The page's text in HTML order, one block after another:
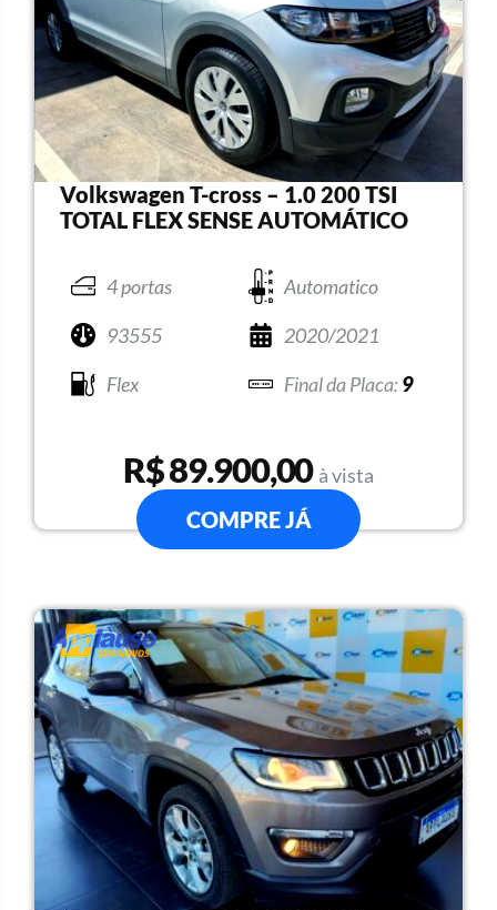
Volkswagen T-cross – 1.0 200 TSI
TOTAL FLEX SENSE AUTOMÁTICO
4 portas
Automatico
93555
2020/2021
Flex
9
R$ 89.900,00 à vista
COMPRE JÁ